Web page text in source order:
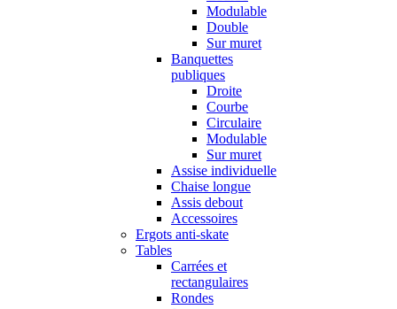
Modulable
Double
Sur muret
Banquettes
publiques
Droite
Courbe
Circulaire
Modulable
Sur muret
Assise individuelle
Chaise longue
Assis debout
Accessoires
Ergots anti-skate
Tables
Carrées et
rectangulaires
Rondes